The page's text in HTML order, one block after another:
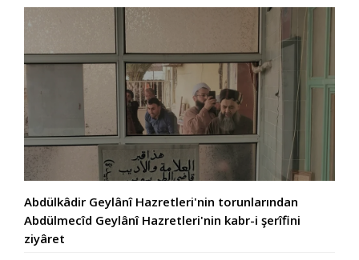
Abdülkâdir Geylânî Hazretleri'nin torunlarından
Abdülmecîd Geylânî Hazretleri'nin kabr-i şerîfini
ziyâret